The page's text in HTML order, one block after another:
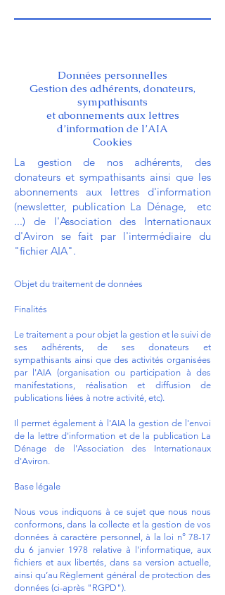
Données personnelles
Gestion des adhérents, donateurs,
sympathisants
et abonnements aux lettres
d’information de l’AIA
Cookies
La gestion de nos adhérents, des
donateurs et sympathisants ainsi que les
abonnements aux lettres d'information
(newsletter, publication La Dénage, etc
...) de l'Association des Internationaux
d'Aviron se fait par l'intermédiaire du
"fichier AIA".
Objet du traitement de données
Finalités
Le traitement a pour objet la gestion et le suivi de
ses adhérents, de ses donateurs et
sympathisants ainsi que des activités organisées
par l'AIA (organisation ou participation à des
manifestations, réalisation et diffusion de
publications liées à notre activité, etc).
Il permet également à l'AIA la gestion de l'envoi
de la lettre d'information et de la publication La
Dénage de l'Association des Internationaux
d'Aviron.
Base légale
Nous vous indiquons à ce sujet que nous nous
conformons, dans la collecte et la gestion de vos
données à caractère personnel, à la loi n° 78-17
du 6 janvier 1978 relative à l'informatique, aux
fichiers et aux libertés, dans sa version actuelle,
ainsi qu’au Règlement général de protection des
données (ci-après "RGPD").